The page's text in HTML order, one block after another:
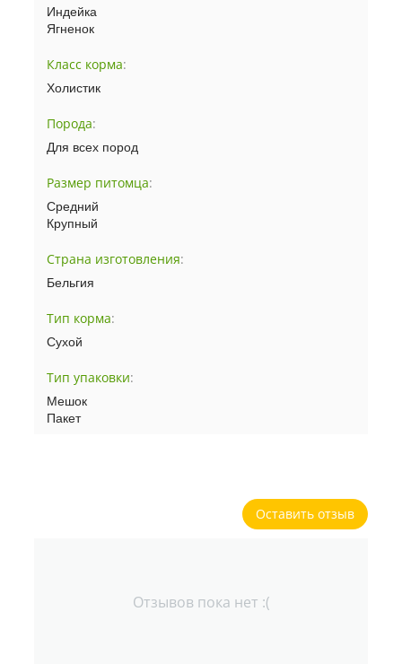
Индейка
Ягненок
Класс корма:
Холистик
Порода:
Для всех пород
Размер питомца:
Средний
Крупный
Страна изготовления:
Бельгия
Тип корма:
Сухой
Тип упаковки:
Мешок
Пакет
Оставить отзыв
Отзывов пока нет :(